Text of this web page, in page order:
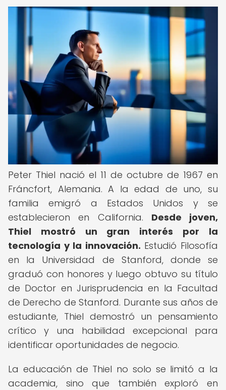
Peter Thiel nació el 11 de octubre de 1967 en
Fráncfort, Alemania. A la edad de uno, su
familia emigró a Estados Unidos y se
establecieron en California. Desde joven,
Thiel mostró un gran interés por la
tecnología y la innovación. Estudió Filosofía
en la Universidad de Stanford, donde se
graduó con honores y luego obtuvo su título
de Doctor en Jurisprudencia en la Facultad
de Derecho de Stanford. Durante sus años de
estudiante, Thiel demostró un pensamiento
crítico y una habilidad excepcional para
identificar oportunidades de negocio.
La educación de Thiel no solo se limitó a la
academia, sino que también exploró en